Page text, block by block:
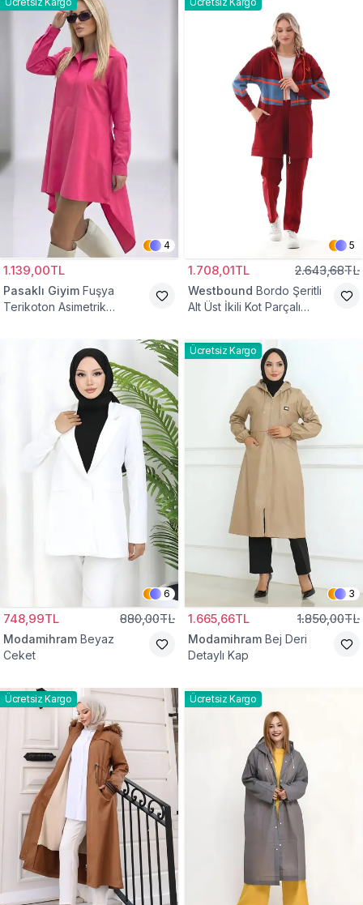
4
1.139,00TL
Pasaklı Giyim Fuşya
Terikoton Asimetrik
5
1.708,01TL 2.643,68TL
Westbound Bordo Şeritli
Alt Üst İkili Kot Parçalı
6
748,99TL 880,00TL
Modamihram Beyaz
Ceket
Ücretsiz Kargo
3
1.665,66TL 1.850,00TL
Modamihram Bej Deri
Detaylı Kap
Ücretsiz Kargo Ücretsiz Kargo